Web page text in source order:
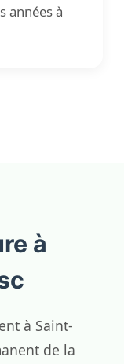
années à
à
à Saint-
de la